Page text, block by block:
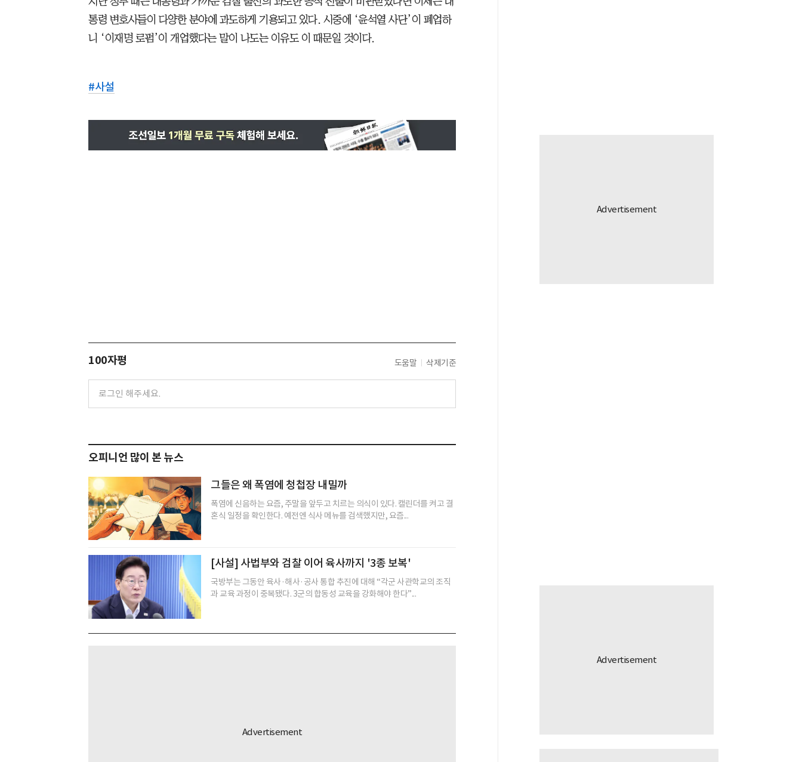
통령 변호사들이 다양한 분야에 과도하게 기용되고 있다. 시중에 ‘윤석열 사단’이 폐업하
니 ‘이재명 로펌’이 개업했다는 말이 나도는 이유도 이 때문일 것이다.
#사설
100자평 도움말 삭제기준
오피니언 많이 본 뉴스
그들은 왜 폭염에 청첩장 내밀까
폭염에 신음하는 요즘, 주말을 앞두고 치르는 의식이 있다. 캘린더를 켜고 결
혼식 일정을 확인한다. 예전엔 식사 메뉴를 검색했지만, 요즘...
[사설] 사법부와 검찰 이어 육사까지 '3종 보복'
국방부는 그동안 육사·해사·공사 통합 추진에 대해 “각군 사관학교의 조직
과 교육 과정이 중복됐다. 3군의 합동성 교육을 강화해야 한다”...